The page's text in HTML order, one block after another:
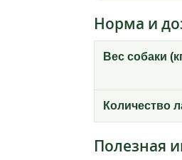
Норма и
Вес собаки
Количество
Полезная